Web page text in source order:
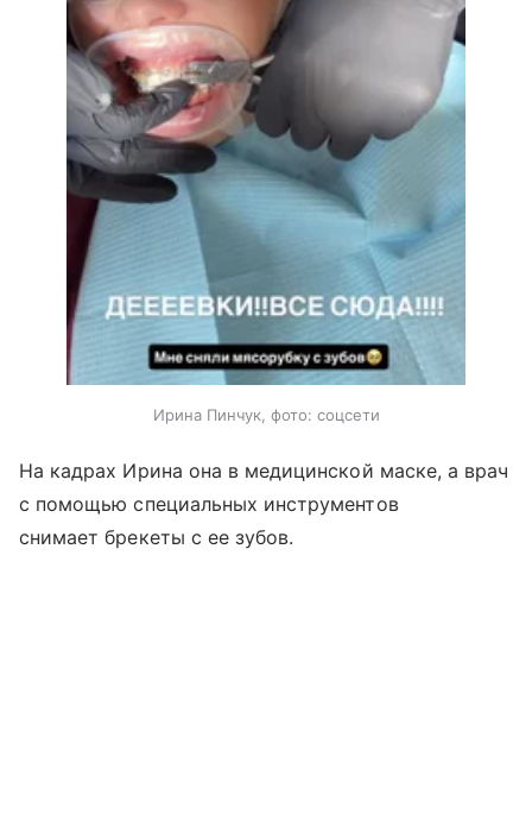
Ирина Пинчук, фото: соцсети
На кадрах Ирина она в медицинской маске, а врач
с помощью специальных инструментов
снимает брекеты с ее зубов.